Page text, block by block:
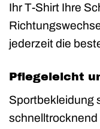
Ihr T-Shirt Ihre
jederzeit die
Pflegeleicht
Sportbekleidung
schnelltrocknend